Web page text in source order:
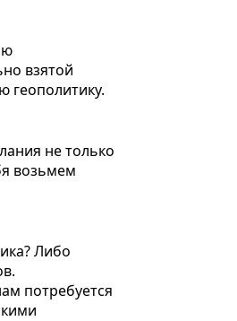
взятой
геополитику.
не только
возьмем
Либо
потребуется